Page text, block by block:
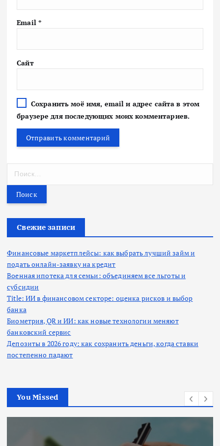
Email *
Сайт
Сохранить моё имя, email и адрес сайта в этом
браузере для последующих моих комментариев.
т
Свежие записи
Финансовые маркетплейсы: как выбрать лучший займ и
подать онлайн-заявку на кредит
Военная ипотека для семьи: объединяем все льготы и
субсидии
Title: ИИ в финансовом секторе: оценка рисков и выбор
банка
Биометрия, QR и ИИ: как новые технологии меняют
банковский сервис
Депозиты в 2026 году: как сохранить деньги, когда ставки
постепенно падают
You Missed